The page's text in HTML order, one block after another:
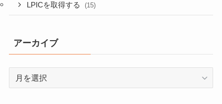
LPICを取得する (15)
アーカイブ